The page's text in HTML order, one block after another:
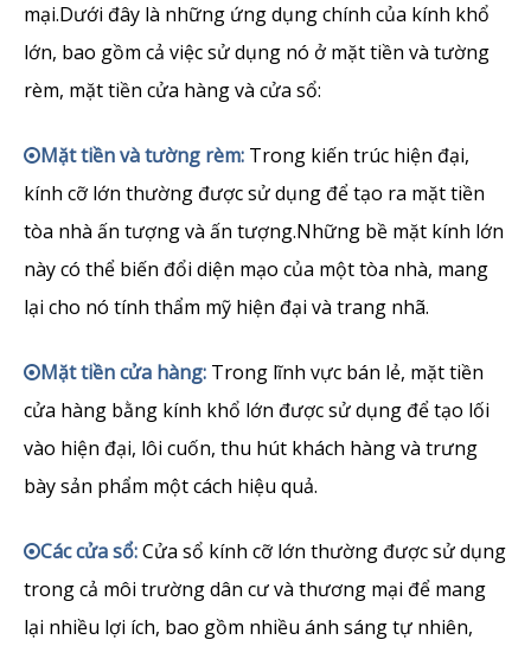
mại.Dưới đây là những ứng dụng chính của kính khổ
lớn, bao gồm cả việc sử dụng nó ở mặt tiền và tường
rèm, mặt tiền cửa hàng và cửa sổ:
Mặt tiền và tường rèm: Trong kiến ​​trúc hiện đại,
kính cỡ lớn thường được sử dụng để tạo ra mặt tiền
tòa nhà ấn tượng và ấn tượng.Những bề mặt kính lớn
này có thể biến đổi diện mạo của một tòa nhà, mang
lại cho nó tính thẩm mỹ hiện đại và trang nhã.
Mặt tiền cửa hàng: Trong lĩnh vực bán lẻ, mặt tiền
cửa hàng bằng kính khổ lớn được sử dụng để tạo lối
vào hiện đại, lôi cuốn, thu hút khách hàng và trưng
bày sản phẩm một cách hiệu quả.
Các cửa sổ:Cửa sổ kính cỡ lớn thường được sử dụng
trong cả môi trường dân cư và thương mại để mang
lại nhiều lợi ích, bao gồm nhiều ánh sáng tự nhiên,